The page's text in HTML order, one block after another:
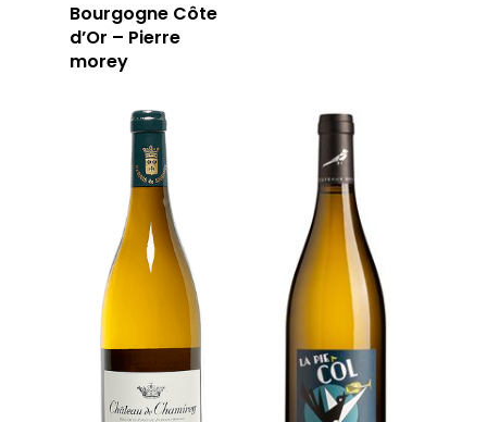
Bourgogne Côte
d’Or – Pierre
morey